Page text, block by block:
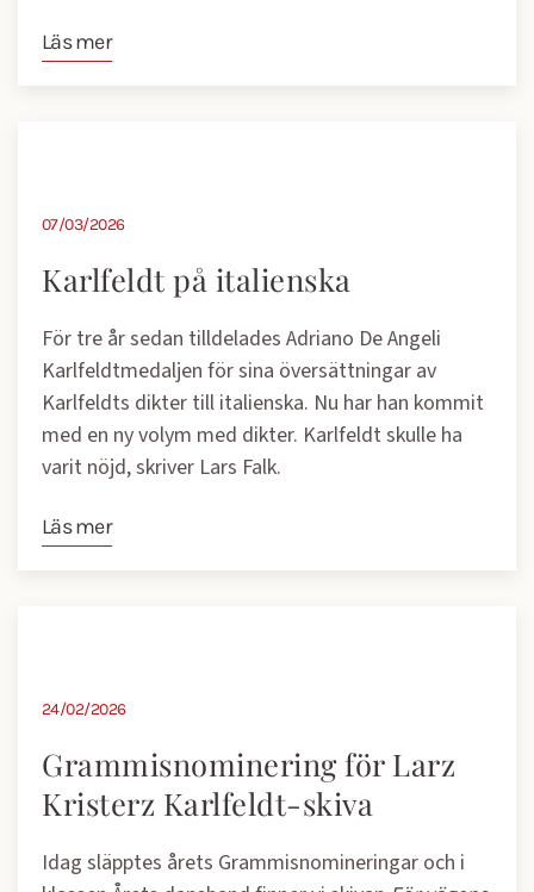
Läs mer
07/03/2026
Karlfeldt på italienska
För tre år sedan tilldelades Adriano De Angeli
Karlfeldtmedaljen för sina översättningar av
Karlfeldts dikter till italienska. Nu har han kommit
med en ny volym med dikter. Karlfeldt skulle ha
varit nöjd, skriver Lars Falk.
Läs mer
24/02/2026
Grammisnominering för Larz
Kristerz Karlfeldt-skiva
Idag släpptes årets Grammisnomineringar och i